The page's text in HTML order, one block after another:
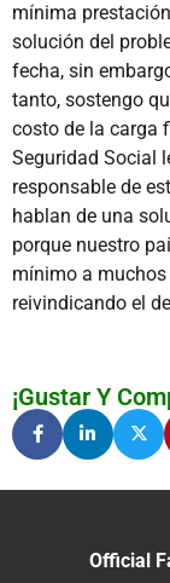
mínima
solución del
fecha, sin
tanto, sostengo
costo de la carga
Seguridad Social
responsable de
hablan de una
porque nuestro
mínimo a
reivindicando el
¡Gustar Y
Official